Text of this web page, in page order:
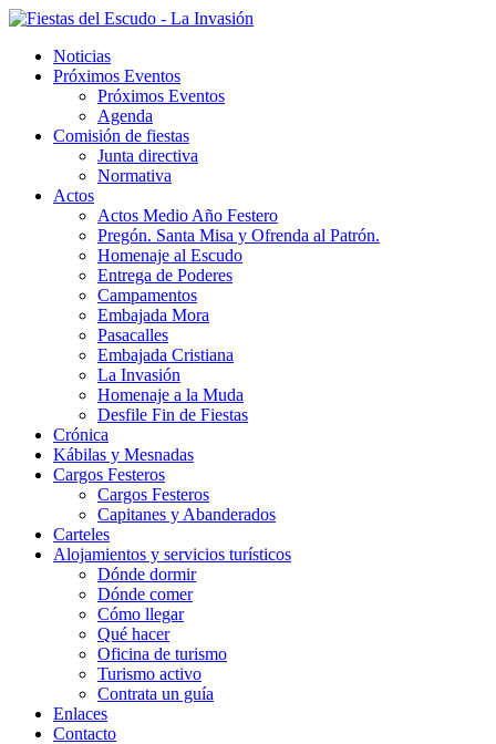
Noticias
Próximos Eventos
Próximos Eventos
Agenda
Comisión de fiestas
Junta directiva
Normativa
Actos
Actos Medio Año Festero
Pregón. Santa Misa y Ofrenda al Patrón.
Homenaje al Escudo
Entrega de Poderes
Campamentos
Embajada Mora
Pasacalles
Embajada Cristiana
La Invasión
Homenaje a la Muda
Desfile Fin de Fiestas
Crónica
Kábilas y Mesnadas
Cargos Festeros
Cargos Festeros
Capitanes y Abanderados
Carteles
Alojamientos y servicios turísticos
Dónde dormir
Dónde comer
Cómo llegar
Qué hacer
Oficina de turismo
Turismo activo
Contrata un guía
Enlaces
Contacto